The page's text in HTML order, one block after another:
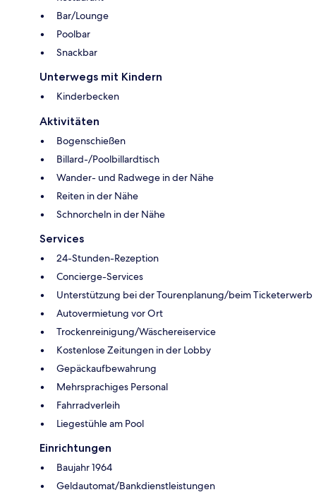
Bar/Lounge
Poolbar
Snackbar
Unterwegs mit Kindern
Kinderbecken
Aktivitäten
Bogenschießen
Billard-/Poolbillardtisch
Wander- und Radwege in der Nähe
Reiten in der Nähe
Schnorcheln in der Nähe
Services
24-Stunden-Rezeption
Concierge-Services
Unterstützung bei der Tourenplanung/beim Ticketerwerb
Autovermietung vor Ort
Trockenreinigung/Wäschereiservice
Kostenlose Zeitungen in der Lobby
Gepäckaufbewahrung
Mehrsprachiges Personal
Fahrradverleih
Liegestühle am Pool
Einrichtungen
Baujahr 1964
Geldautomat/Bankdienstleistungen